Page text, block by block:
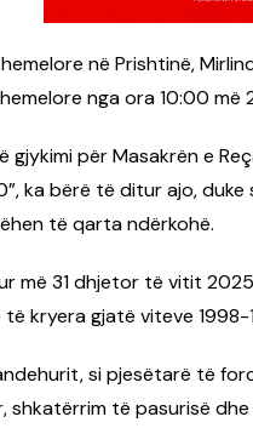
në Prishtinë,
nga ora 10:00 më
gjykimi për Masakrën e
ka bërë të ditur ajo,
të qarta ndërkohë.
më 31 dhjetor të vitit
kryera gjatë viteve 1998-
si pjesëtarë të
të pasurisë